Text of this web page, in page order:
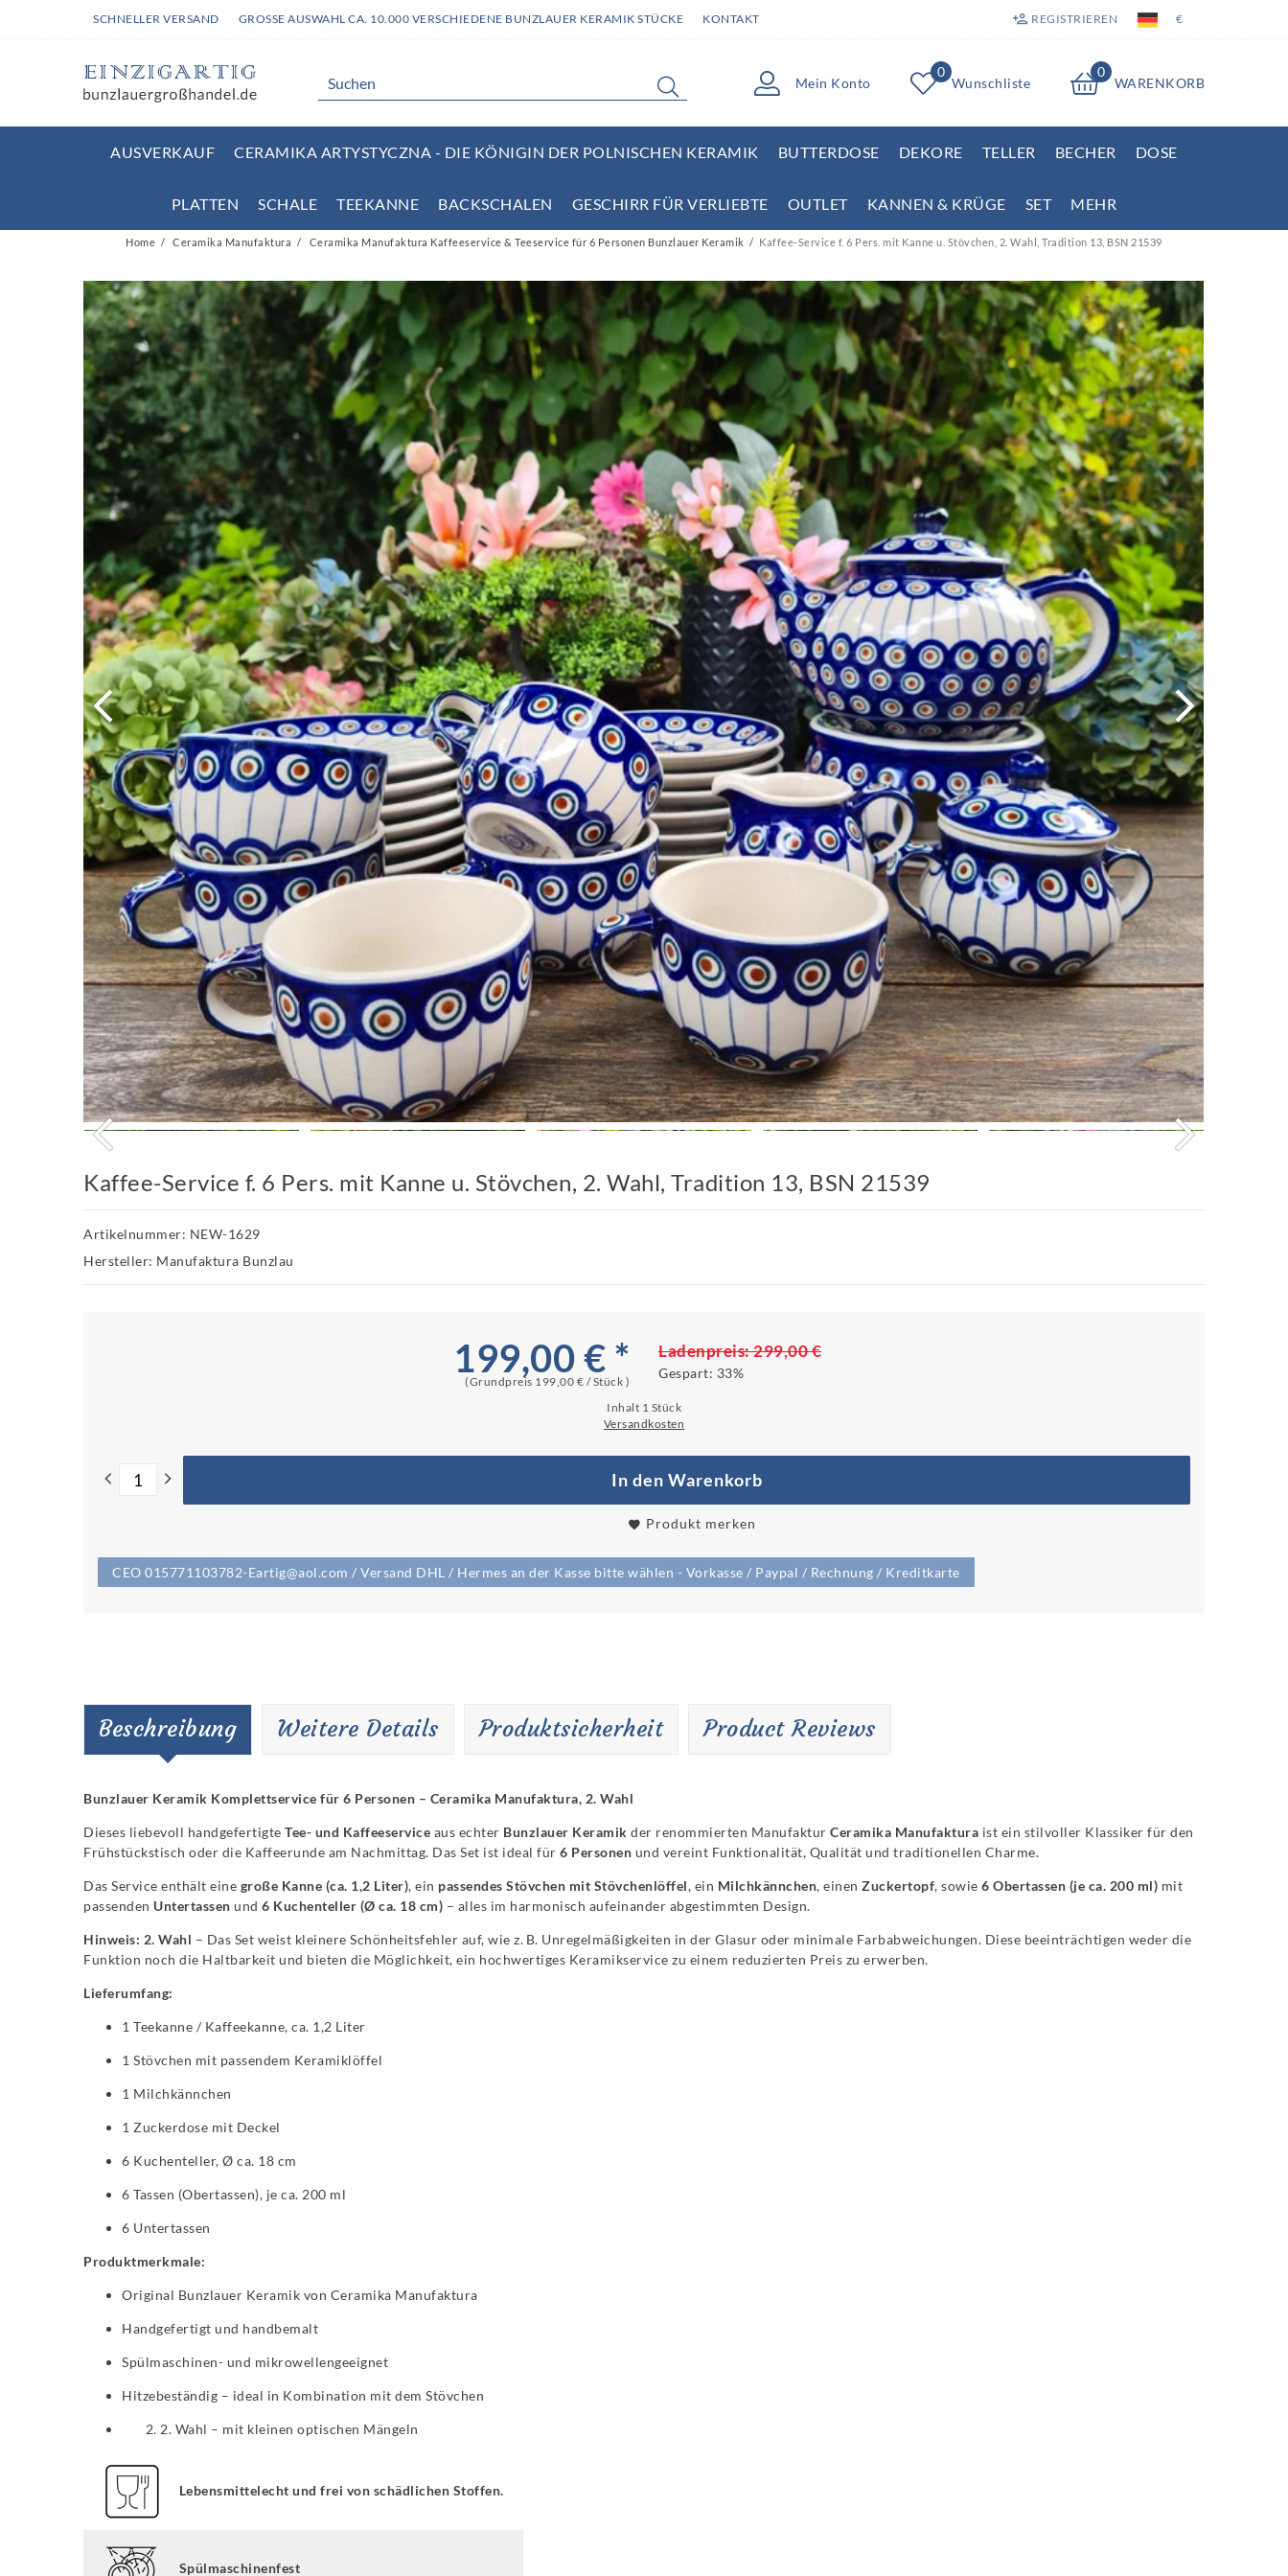
SCHNELLER VERSAND GROSSE AUSWAHL CA. 10.000 VERSCHIEDENE BUNZLAUER KERAMIK STÜCKE KONTAKT REGISTRIEREN €
Mein Konto
0
Wunschliste
0
WARENKORB
AUSVERKAUF CERAMIKA ARTYSTYCZNA - DIE KÖNIGIN DER POLNISCHEN KERAMIK BUTTERDOSE DEKORE TELLER BECHER DOSE
PLATTEN SCHALE TEEKANNE BACKSCHALEN GESCHIRR FÜR VERLIEBTE OUTLET KANNEN & KRÜGE SET MEHR
Home Ceramika Manufaktura Ceramika Manufaktura Kaffeeservice & Teeservice für 6 Personen Bunzlauer Keramik Kaffee-Service f. 6 Pers. mit Kanne u. Stövchen, 2. Wahl, Tradition 13, BSN 21539
Kaffee-Service f. 6 Pers. mit Kanne u. Stövchen, 2. Wahl, Tradition 13, BSN 21539
Artikelnummer: NEW-1629
Hersteller: Manufaktura Bunzlau
199,00 € *
(Grundpreis 199,00 € / Stück )
Ladenpreis:299,00 €
Gespart: 33%
Inhalt 1 Stück
Versandkosten
In den Warenkorb
Produkt merken
CEO 015771103782-Eartig@aol.com / Versand DHL / Hermes an der Kasse bitte wählen - Vorkasse / Paypal / Rechnung / Kreditkarte
Beschreibung Weitere Details Produktsicherheit Product Reviews
Bunzlauer Keramik Komplettservice für 6 Personen – Ceramika Manufaktura, 2. Wahl
Dieses liebevoll handgefertigte Tee- und Kaffeeservice aus echter Bunzlauer Keramik der renommierten Manufaktur Ceramika Manufaktura ist ein stilvoller Klassiker für den
Frühstückstisch oder die Kaffeerunde am Nachmittag. Das Set ist ideal für 6 Personen und vereint Funktionalität, Qualität und traditionellen Charme.
Das Service enthält eine große Kanne (ca. 1,2 Liter), ein passendes Stövchen mit Stövchenlöffel, ein Milchkännchen, einen Zuckertopf, sowie 6 Obertassen (je ca. 200 ml) mit
passenden Untertassen und 6 Kuchenteller (Ø ca. 18 cm) – alles im harmonisch aufeinander abgestimmten Design.
Hinweis: 2. Wahl – Das Set weist kleinere Schönheitsfehler auf, wie z. B. Unregelmäßigkeiten in der Glasur oder minimale Farbabweichungen. Diese beeinträchtigen weder die
Funktion noch die Haltbarkeit und bieten die Möglichkeit, ein hochwertiges Keramikservice zu einem reduzierten Preis zu erwerben.
Lieferumfang:
1 Teekanne / Kaffeekanne, ca. 1,2 Liter
1 Stövchen mit passendem Keramiklöffel
1 Milchkännchen
1 Zuckerdose mit Deckel
6 Kuchenteller, Ø ca. 18 cm
6 Tassen (Obertassen), je ca. 200 ml
6 Untertassen
Produktmerkmale:
Original Bunzlauer Keramik von Ceramika Manufaktura
Handgefertigt und handbemalt
Spülmaschinen- und mikrowellengeeignet
Hitzebeständig – ideal in Kombination mit dem Stövchen
2. Wahl – mit kleinen optischen Mängeln
Lebensmittelecht und frei von schädlichen Stoffen.
Spülmaschinenfest